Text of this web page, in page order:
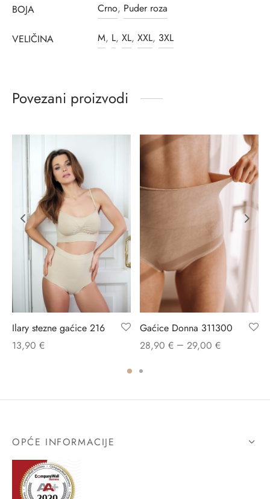
BOJA Crno, Puder roza
VELIČINA M, L, XL, XXL, 3XL
Povezani proizvodi
Ilary stezne gaćice 216
13,90 €
Gaćice Donna 311300
28,90 € – 29,00 €
OPĆE INFORMACIJE